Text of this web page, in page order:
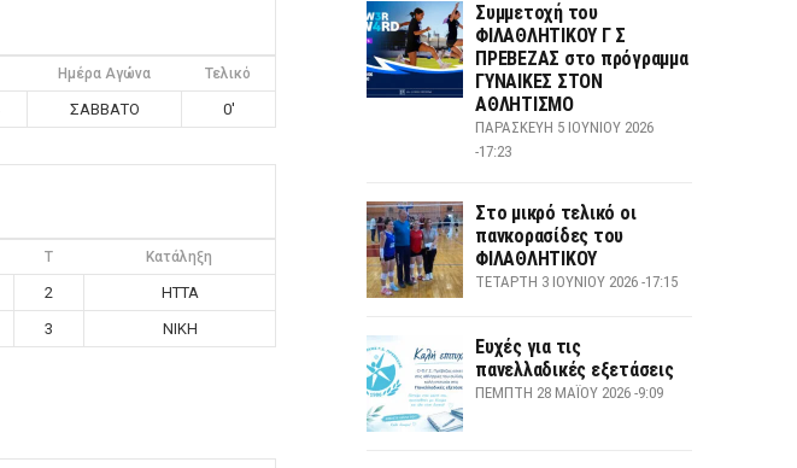
Ημέρα Αγώνα Τελικό
ΣΑΒΒΑΤΟ 0'
T Κατάληξη
2
ΗΤΤΑ
3 ΝΙΚΗ
Συμμετοχή του
ΦΙΛΑΘΛΗΤΙΚΟΥ Γ Σ
ΠΡΕΒΕΖΑΣ στο πρόγραμμα
ΓΥΝΑΙΚΕΣ ΣΤΟΝ
ΑΘΛΗΤΙΣΜΟ
ΠΑΡΑΣΚΕΥΉ 5 ΙΟΥΝΊΟΥ 2026
-17:23
Στο μικρό τελικό οι
πανκορασίδες του
ΦΙΛΑΘΛΗΤΙΚΟΥ
ΤΕΤΆΡΤΗ 3 ΙΟΥΝΊΟΥ 2026 -17:15
Ευχές για τις
πανελλαδικές εξετάσεις
ΠΈΜΠΤΗ 28 ΜΑΪ́ΟΥ 2026 -9:09